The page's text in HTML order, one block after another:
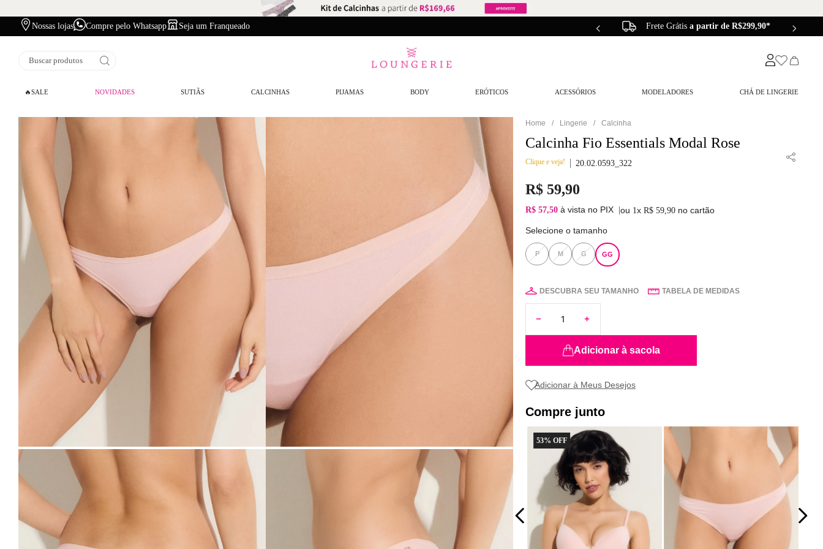
Nossas lojas Compre pelo Whatsapp Seja um Franqueado Frete Grátis a partir de R$299,90*
Buscar produtos
🔥SALE NOVIDADES SUTIÃS CALCINHAS PIJAMAS BODY ERÓTICOS ACESSÓRIOS MODELADORES CHÁ DE LINGERIE
Lingerie Calcinha
Calcinha Fio Essentials Modal Rose
Clique e veja! 20.02.0593_322
R$ 59,90
R$ 57,50 à vista no PIX |ou 1xR$ 59 ,90 no cartão
Selecione o tamanho
P M G GG
DESCUBRA SEU TAMANHO TABELA DE MEDIDAS
Adicionar à sacola
Compre junto
53% OFF